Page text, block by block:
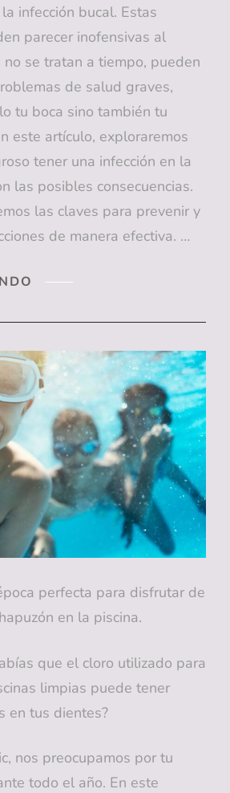
infección bucal. Estas
parecer inofensivas al
no se tratan a tiempo, pueden
de salud graves,
tu boca sino también tu
este artículo, exploraremos
tener una infección en la
las posibles consecuencias.
las claves para prevenir y
de manera efectiva. …
EL
INFECCIONES
BUCALES:
CONSECUENCIAS
Y
SOLUCIONES
perfecta para disfrutar de
en la piscina.
que el cloro utilizado para
limpias puede tener
en tus dientes?
nos preocupamos por tu
todo el año. En este